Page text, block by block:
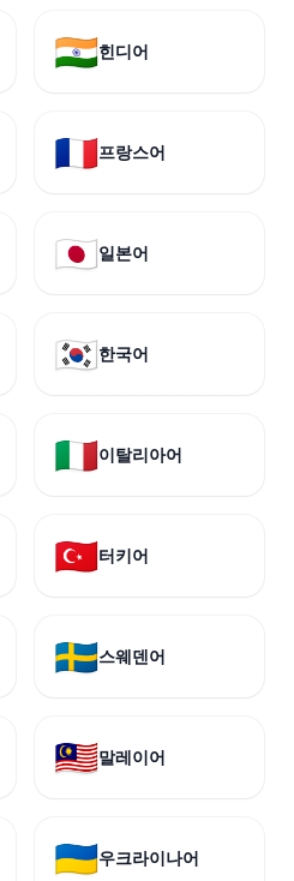
🇮🇳힌디어
🇫🇷프랑스어
🇯🇵일본어
🇰🇷한국어
🇮🇹이탈리아어
🇹🇷터키어
🇸🇪스웨덴어
🇲🇾말레이어
🇺🇦우크라이나어